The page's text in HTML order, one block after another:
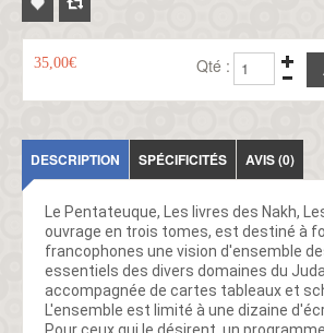
35,00€ Qté :
DESCRIPTION SPÉCIFICITÉS AVIS (0)
Le Pentateuque, Les livres des Nakh,
ouvrage en trois tomes, est destiné à
francophones une vision d'ensemble
essentiels des divers domaines du
accompagnée de cartes tableaux et
L'ensemble est limité à une dizaine